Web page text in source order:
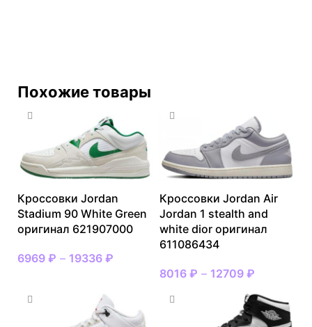
Похожие товары
Кроссовки Jordan
Stadium 90 White Green
оригинал 621907000
6969 ₽ – 19336 ₽
Кроссовки Jordan Air
Jordan 1 stealth and
white dior оригинал
611086434
8016 ₽ – 12709 ₽